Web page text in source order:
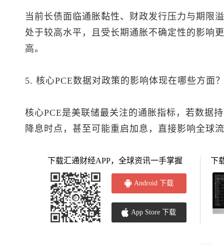
当前长债面临通胀黏性、财政发行压力与期限
处于较高水平，且受长期通胀不确定性的影响
高。
5. 核心PCE数据对政策的影响体现在哪些方面
核心PCE是美联储最关注的通胀指标，若数据
降息时点，甚至可能重启加息，直接影响全球
下载汇通财经APP，全球资讯一手掌握
Android 下载
App Store 下载
下